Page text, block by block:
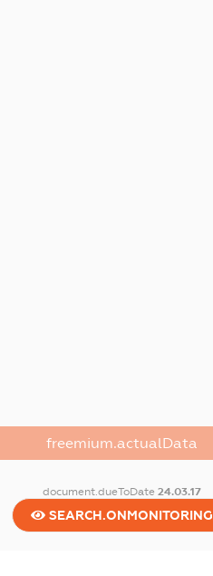
freemium.actualData
document.dueToDate 24.03.17
SEARCH.ONMONITORING